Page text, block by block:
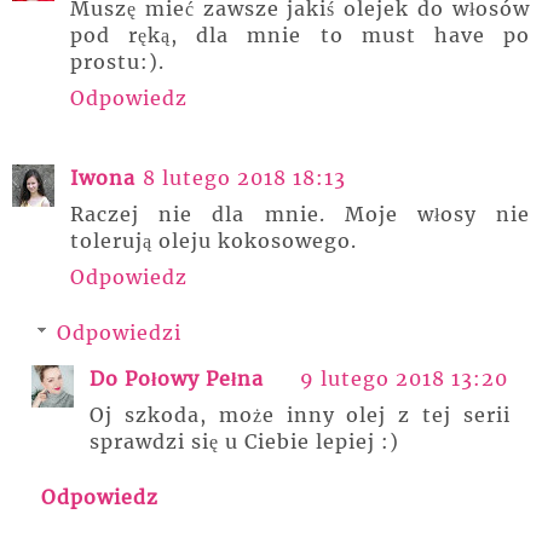
Muszę mieć zawsze jakiś olejek do włosów
pod ręką, dla mnie to must have po
prostu:).
Odpowiedz
Iwona 8 lutego 2018 18:13
Raczej nie dla mnie. Moje włosy nie
tolerują oleju kokosowego.
Odpowiedz
Odpowiedzi
Do Połowy Pełna
9 lutego 2018 13:20
Oj szkoda, może inny olej z tej serii
sprawdzi się u Ciebie lepiej :)
Odpowiedz